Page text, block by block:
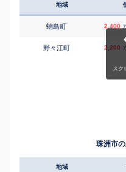
地域
蛸島町 2,400
野々江町 2,200
珠洲市
地域